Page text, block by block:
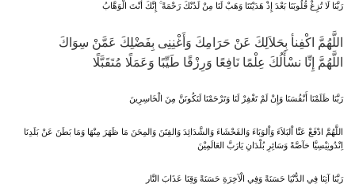
رَبَّنَا لَا تُزِغْ قُلُوبَنَا بَعْدَ إِذْ هَدَيْتَنَا وَهَبْ لَنَا مِنْ لَدُنْكَ رَحْمَةً ۚ إِنَّكَ أَنْتَ الْوَهَّابُ
اللَّهُمَّ اكْفِنأ بِحَلاَلِكَ عَنْ حَرَامِكَ وَأَغْنِنِى بِفَضْلِكَ عَمَّنْ سِوَاكَ
اللَّهُمَّ إِنِّا نسْأَلُكَ عِلْمًا نَافِعًا وَرِزْقًا طَيِّبًا وَعَمَلًا مُتَقَبَّلًا
رَبَّنَا ظَلَمْنَا أَنْفُسَنَا وَإِنْ لَمْ تَغْفِرْ لَنَا وَتَرْحَمْنَا لَنَكُونَنَّ مِنَ الْخَاسِرِينَ
اللَّهُمَّ ادْفَعْ عَنَّا اْلبَلاَءَ وَاْلوَبَاءَ وَالفَحْشَاءَ وَالشَّدَائِدَ وَالفِتَنَ وَالمِحَنَ مَا ظَهَرَ مِنْهَا وَمَا بَطَنَ عَنْ بَلَدِنَا
اِنْدُونِيْسِيَّا خآصَّةً وَسَائِرِ بُلْدَانِ يَارَبَّ العَالَمِيْنَ
رَبَّنَا آتِنَا فِي الدُّنْيَا حَسَنَةً وَفِي الْآخِرَةِ حَسَنَةً وَقِنَا عَذَابَ النَّارِ